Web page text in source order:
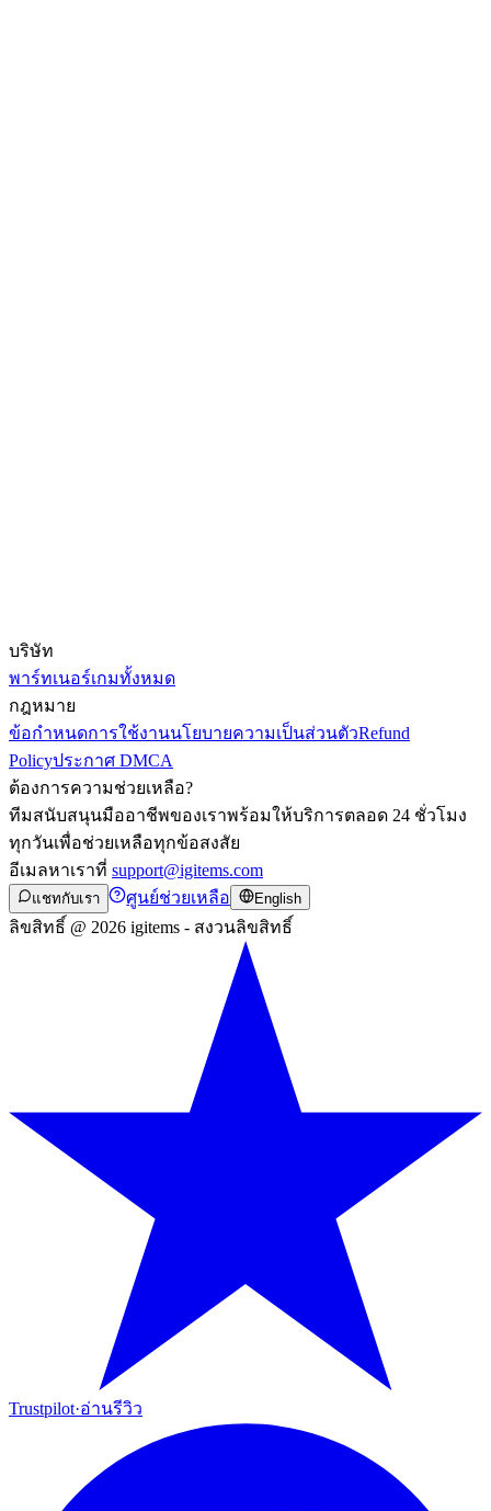
บริษัท
พาร์ทเนอร์เกมทั้งหมด
กฎหมาย
ข้อกำหนดการใช้งานนโยบายความเป็นส่วนตัวRefund
Policyประกาศ DMCA
ต้องการความช่วยเหลือ?
ทีมสนับสนุนมืออาชีพของเราพร้อมให้บริการตลอด 24 ชั่วโมง
ทุกวันเพื่อช่วยเหลือทุกข้อสงสัย
อีเมลหาเราที่ support@igitems.com
แชทกับเรา ศูนย์ช่วยเหลือ English
ลิขสิทธิ์ @ 2026 igitems - สงวนลิขสิทธิ์
Trustpilot·อ่านรีวิว